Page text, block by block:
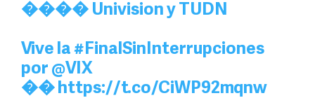
���� Univision y TUDN
Vive la #FinalSinInterrupciones
por @VIX
�� https://t.co/CiWP92mqnw